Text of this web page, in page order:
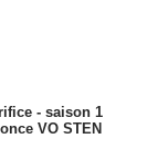
- saison 1
VO STEN